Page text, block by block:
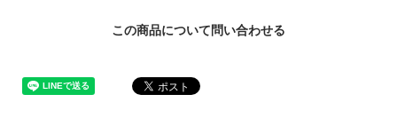
この商品について問い合わせる